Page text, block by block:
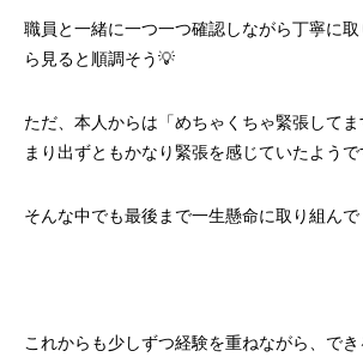
職員と一緒に一つ一つ確認しながら丁寧に
ら見ると順調そう💡
ただ、本人からは「めちゃくちゃ緊張して
まり出ずともかなり緊張を感じていたようで
そんな中でも最後まで一生懸命に取り組んで
これからも少しずつ経験を重ねながら、で